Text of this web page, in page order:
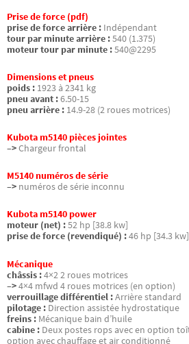
Prise de force (pdf)
prise de force arrière : Indépendant
tour par minute arrière :540 (1.375)
moteur tour par minute :540@2295
Dimensions et pneus
poids : 1923 à 2341 kg
pneu avant :6.50-15
pneu arrière : 14.9-28 (2 roues motrices)
Kubota m5140 pièces jointes
–>Chargeur frontal
M5140 numéros de série
–> numéros de série inconnu
Kubota m5140 power
moteur (net) :52 hp [38.8 kw]
prise de force (revendiqué) :46 hp [34.3 kw]
Mécanique
châssis :4×2 2 roues motrices
–>4×4 mfwd 4 roues motrices (en option)
verrouillage différentiel :Arrière standard
pilotage : Direction assistée hydrostatique
freins : Mécanique bain d’huile
cabine : Deux postes rops avec en option
option avec chauffage et air conditionné